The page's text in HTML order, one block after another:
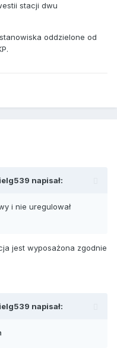
stacji dwu
oddzielone od
napisał:
i nie uregulował
jest wyposażona zgodnie
napisał: